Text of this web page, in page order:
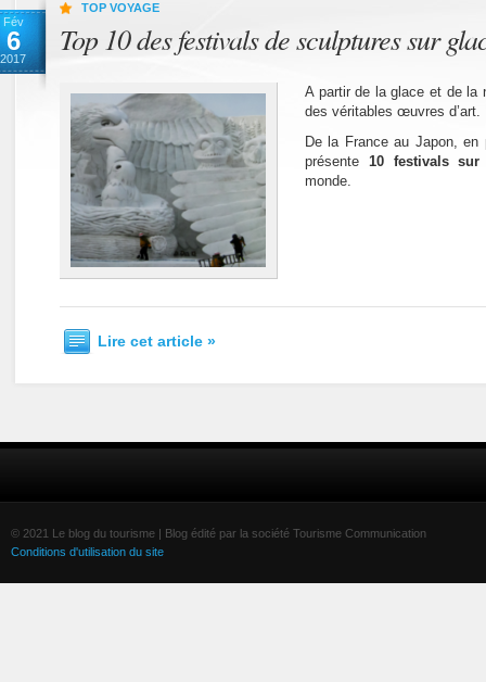
Fév
6
2017
TOP VOYAGE
Top 10 des festivals de sculptures sur
A partir de la glace et de la
des véritables œuvres d’art.
De la France au Japon,
présente 10 festivals
monde.
Lire cet article »
© 2021 Le blog du tourisme | Blog édité par la société Tourisme Communication
Conditions d'utilisation du site